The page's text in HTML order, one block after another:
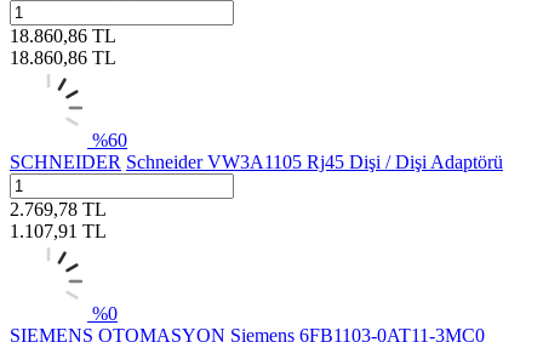
18.860,86 TL
18.860,86 TL
%60
SCHNEIDER Schneider VW3A1105 Rj45 Dişi / Dişi Adaptörü
2.769,78 TL
1.107,91 TL
%0
SIEMENS OTOMASYON Siemens 6FB1103-0AT11-3MC0